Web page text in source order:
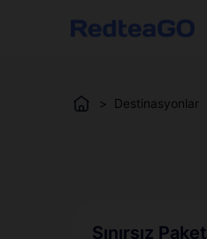
> Destinasyonlar
Sınırsız Paket